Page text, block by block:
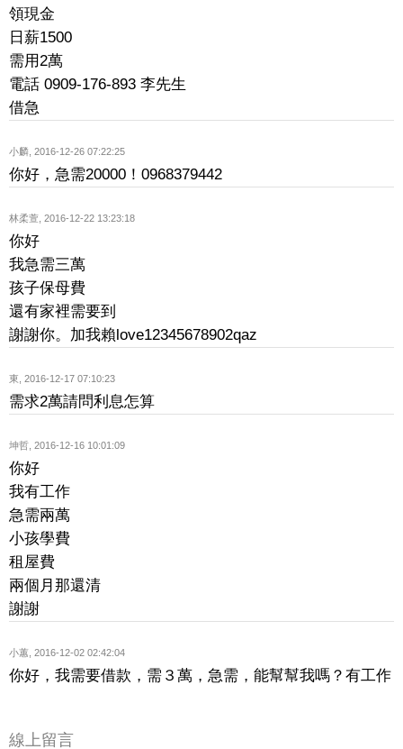
領現金
日薪1500
需用2萬
電話 0909-176-893 李先生
借急
小麟 2016-12-26 07:22:25
你好，急需20000！0968379442
林柔萱 2016-12-22 13:23:18
你好
我急需三萬
孩子保母費
還有家裡需要到
謝謝你。加我賴love12345678902qaz
東 2016-12-17 07:10:23
需求2萬請問利息怎算
坤哲 2016-12-16 10:01:09
你好
我有工作
急需兩萬
小孩學費
租屋費
兩個月那還清
謝謝
小蕙 2016-12-02 02:42:04
你好，我需要借款，需３萬，急需，能幫幫我嗎？有工作
線上留言